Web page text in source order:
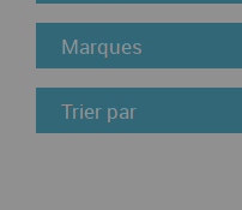
Marques
Trier par